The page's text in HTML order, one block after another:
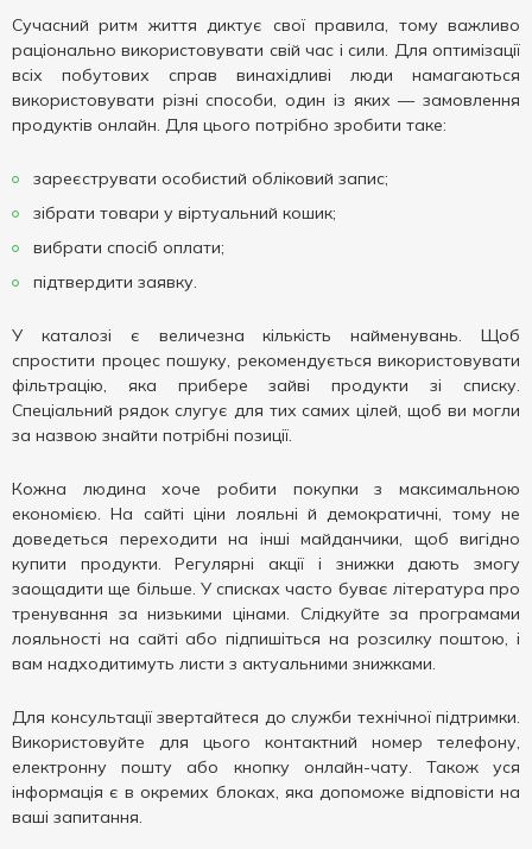
Сучасний ритм життя диктує свої правила, тому важливо
раціонально використовувати свій час і сили. Для оптимізації
всіх побутових справ винахідливі люди намагаються
використовувати різні способи, один із яких — замовлення
продуктів онлайн. Для цього потрібно зробити таке:
зареєструвати особистий обліковий запис;
зібрати товари у віртуальний кошик;
вибрати спосіб оплати;
підтвердити заявку.
У каталозі є величезна кількість найменувань. Щоб
спростити процес пошуку, рекомендується використовувати
фільтрацію, яка прибере зайві продукти зі списку.
Спеціальний рядок слугує для тих самих цілей, щоб ви могли
за назвою знайти потрібні позиції.
Кожна людина хоче робити покупки з максимальною
економією. На сайті ціни лояльні й демократичні, тому не
доведеться переходити на інші майданчики, щоб вигідно
купити продукти. Регулярні акції і знижки дають змогу
заощадити ще більше. У списках часто буває література про
тренування за низькими цінами. Слідкуйте за програмами
лояльності на сайті або підпишіться на розсилку поштою, і
вам надходитимуть листи з актуальними знижками.
Для консультації звертайтеся до служби технічної підтримки.
Використовуйте для цього контактний номер телефону,
електронну пошту або кнопку онлайн-чату. Також уся
інформація є в окремих блоках, яка допоможе відповісти на
ваші запитання.